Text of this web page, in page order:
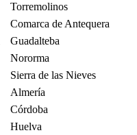
Torremolinos
Comarca de Antequera
Guadalteba
Nororma
Sierra de las Nieves
Almería
Córdoba
Huelva